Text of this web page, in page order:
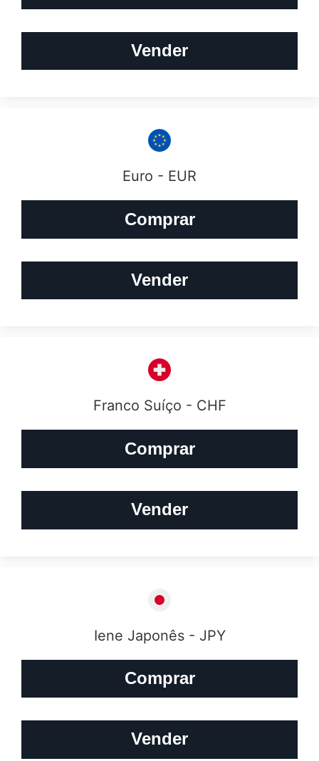
Vender
Euro - EUR
Comprar
Vender
Franco Suíço - CHF
Comprar
Vender
Iene Japonês - JPY
Comprar
Vender